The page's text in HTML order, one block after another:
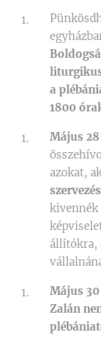
a
1800
Május
azokat,
kivennék
állítókra,
Május
Zalán